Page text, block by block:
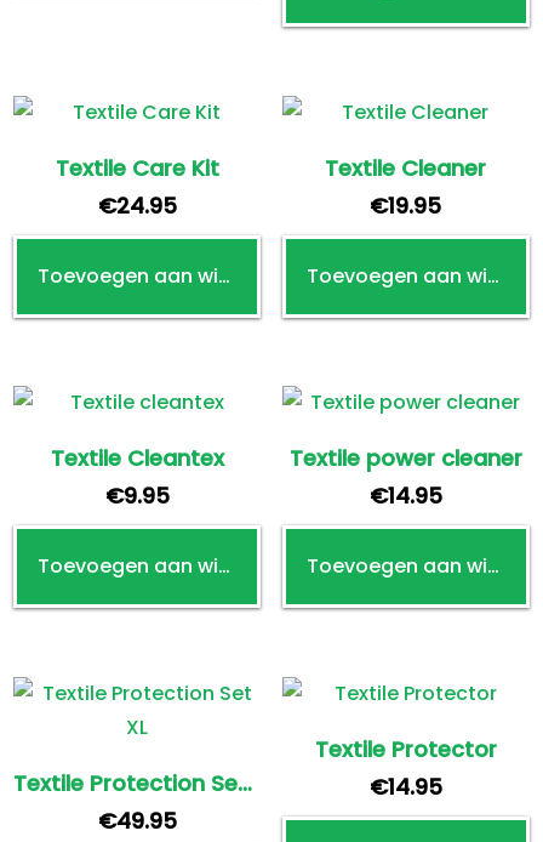
Textile Care Kit
€24.95
Toevoegen aan winkelwagen
Textile Cleaner
€19.95
Toevoegen aan winkelwagen
Textile Cleantex
€9.95
Toevoegen aan winkelwagen
Textile power cleaner
€14.95
Toevoegen aan winkelwagen
Textile Protection Set XL
€49.95
Textile Protector
€14.95